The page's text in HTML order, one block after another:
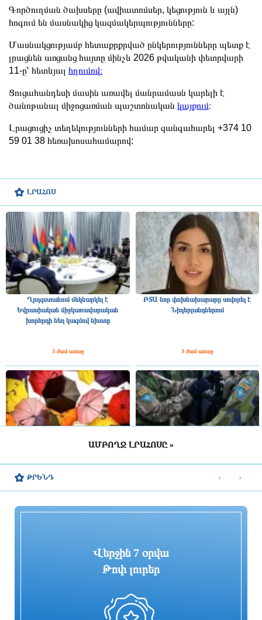
ԼՐԱՀՈՍ
Ղրղզստանում մեկնարկել է
Եվրասիական միջկառավարական
խորհրդի նեղ կազմով նիստը
3 ժամ առաջ
ԲՏԱ նոր փոխնախարարը սովորել է
Նիդերլանդներում
3 ժամ առաջ
հնարավոր է կարկուտ
ամենամեծը մի քանի տասնամյակի
ընթացքում
«ՑԱՅԳ» հեռուստաընկերությունն
Հիմնանորոգվում է Սևան-Մարտունի-
ԱՄԲՈՂՋ ԼՐԱՀՈՍԸ »
Գործուղման ծախսերը (ավիատոմսեր, կեցություն և այլն)
հոգում են մասնակից կազմակերպությունները:
Մասնակցությամբ հետաքրքրված ընկերությունները պետք է
լրացնեն առցանց հայտը մինչև 2026 թվականի փետրվարի
11-ը՝ հետևյալ հղումով։
Ցուցահանդեսի մասին առավել մանրամասն կարելի է
ծանոթանալ միջոցառման պաշտոնական կայքում։
Լրացուցիչ տեղեկությունների համար զանգահարել +374 10
59 01 38 հեռախոսահամարով:
ԹՐԵՆԴ
Վերջին 7 օրվա
Թոփ լուրեր
‹ ›